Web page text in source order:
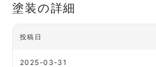
塗装の詳細
投稿日
2025-03-31